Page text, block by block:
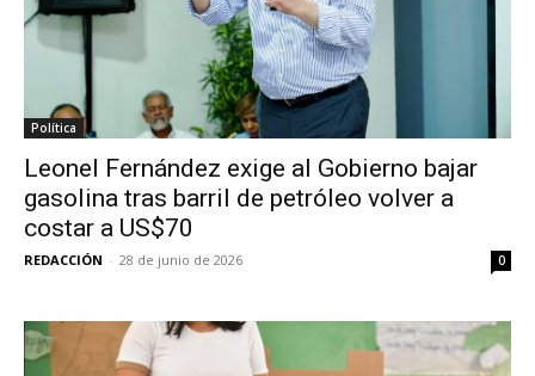
Política
Leonel Fernández exige al Gobierno bajar
gasolina tras barril de petróleo volver a
costar a US$70
REDACCIÓN - 28 de junio de 2026 0